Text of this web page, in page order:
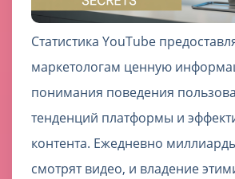
Статистика YouTube
маркетологам ценную
понимания поведения
тенденций платформы и
контента. Ежедневно
смотрят видео, и владение